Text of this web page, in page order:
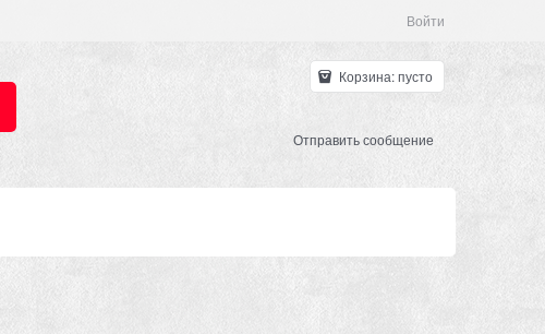
Войти
Корзина:пусто
Отправить сообщение